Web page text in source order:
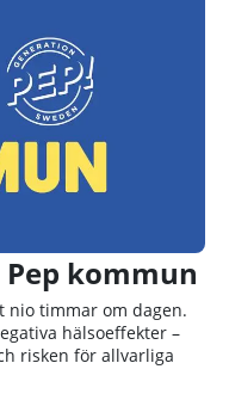
kommun
nio timmar om dagen.
hälsoeffekter –
risken för allvarliga